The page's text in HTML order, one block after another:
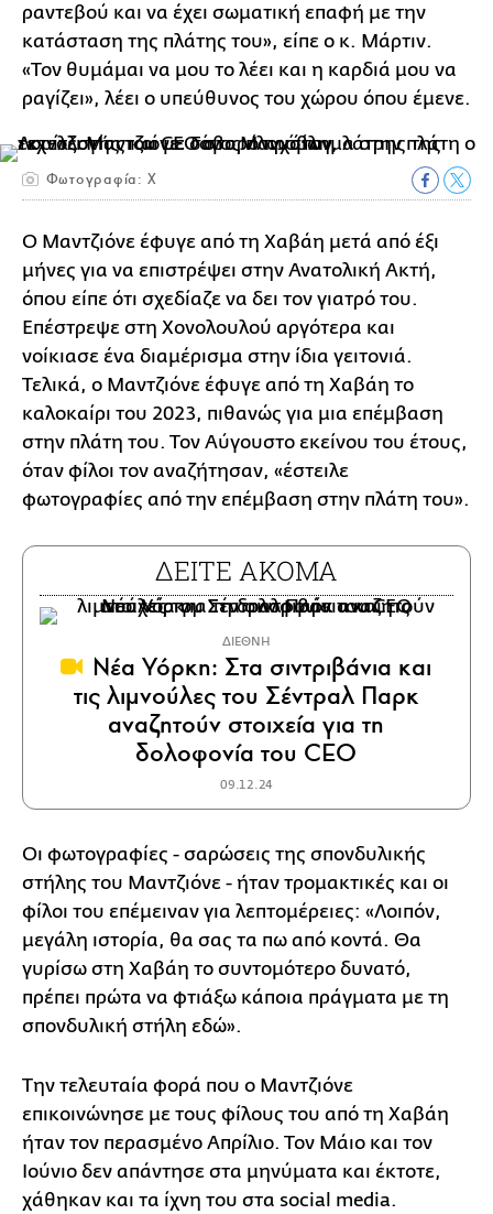
ραντεβού και να έχει σωματική επαφή με την
κατάσταση της πλάτης του», είπε ο κ. Μάρτιν.
«Τον θυμάμαι να μου το λέει και η καρδιά μου να
ραγίζει», λέει ο υπεύθυνος του χώρου όπου έμενε.
Φωτογραφία: Χ
Ο Μαντζιόνε έφυγε από τη Χαβάη μετά από έξι
μήνες για να επιστρέψει στην Ανατολική Ακτή,
όπου είπε ότι σχεδίαζε να δει τον γιατρό του.
Επέστρεψε στη Χονολουλού αργότερα και
νοίκιασε ένα διαμέρισμα στην ίδια γειτονιά.
Τελικά, ο Μαντζιόνε έφυγε από τη Χαβάη το
καλοκαίρι του 2023, πιθανώς για μια επέμβαση
στην πλάτη του. Τον Αύγουστο εκείνου του έτους,
όταν φίλοι τον αναζήτησαν, «έστειλε
φωτογραφίες από την επέμβαση στην πλάτη του».
ΔΕΙΤΕ ΑΚΟΜΑ
ΔΙΕΘΝΗ
Νέα Υόρκη: Στα σιντριβάνια και
τις λιμνούλες του Σέντραλ Παρκ
αναζητούν στοιχεία για τη
δολοφονία του CEO
09.12.24
Οι φωτογραφίες - σαρώσεις της σπονδυλικής
στήλης του Μαντζιόνε - ήταν τρομακτικές και οι
φίλοι του επέμειναν για λεπτομέρειες: «Λοιπόν,
μεγάλη ιστορία, θα σας τα πω από κοντά. Θα
γυρίσω στη Χαβάη το συντομότερο δυνατό,
πρέπει πρώτα να φτιάξω κάποια πράγματα με τη
σπονδυλική στήλη εδώ».
Την τελευταία φορά που ο Μαντζιόνε
επικοινώνησε με τους φίλους του από τη Χαβάη
ήταν τον περασμένο Απρίλιο. Τον Μάιο και τον
Ιούνιο δεν απάντησε στα μηνύματα και έκτοτε,
χάθηκαν και τα ίχνη του στα social media.